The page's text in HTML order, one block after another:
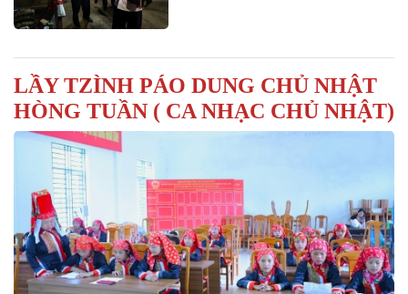
LẦY TZÌNH PÁO DUNG CHỦ NHẬT
HÒNG TUẦN ( CA NHẠC CHỦ NHẬT)